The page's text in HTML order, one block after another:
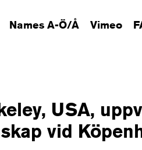
Names A-Ö/Å Vimeo
USA,
vid